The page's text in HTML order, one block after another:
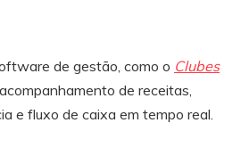
de gestão, como o Clubes
de receitas,
e fluxo de caixa em tempo real.